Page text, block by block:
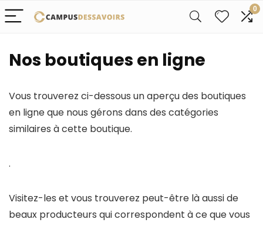
0
Nos boutiques en ligne
Vous trouverez ci-dessous un aperçu des boutiques
en ligne que nous gérons dans des catégories
similaires à cette boutique.
.
Visitez-les et vous trouverez peut-être là aussi de
beaux producteurs qui correspondent à ce que vous